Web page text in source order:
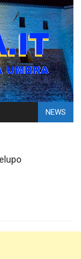
NEWS